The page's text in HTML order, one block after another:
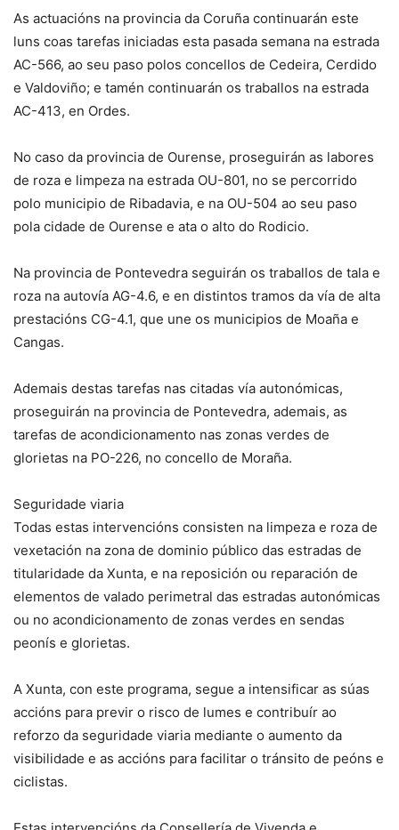
As actuacións na provincia da Coruña continuarán este
luns coas tarefas iniciadas esta pasada semana na estrada
AC-566, ao seu paso polos concellos de Cedeira, Cerdido
e Valdoviño; e tamén continuarán os traballos na estrada
AC-413, en Ordes.
No caso da provincia de Ourense, proseguirán as labores
de roza e limpeza na estrada OU-801, no se percorrido
polo municipio de Ribadavia, e na OU-504 ao seu paso
pola cidade de Ourense e ata o alto do Rodicio.
Na provincia de Pontevedra seguirán os traballos de tala e
roza na autovía AG-4.6, e en distintos tramos da vía de alta
prestacións CG-4.1, que une os municipios de Moaña e
Cangas.
Ademais destas tarefas nas citadas vía autonómicas,
proseguirán na provincia de Pontevedra, ademais, as
tarefas de acondicionamento nas zonas verdes de
glorietas na PO-226, no concello de Moraña.
Seguridade viaria
Todas estas intervencións consisten na limpeza e roza de
vexetación na zona de dominio público das estradas de
titularidade da Xunta, e na reposición ou reparación de
elementos de valado perimetral das estradas autonómicas
ou no acondicionamento de zonas verdes en sendas
peonís e glorietas.
A Xunta, con este programa, segue a intensificar as súas
accións para previr o risco de lumes e contribuír ao
reforzo da seguridade viaria mediante o aumento da
visibilidade e as accións para facilitar o tránsito de peóns e
ciclistas.